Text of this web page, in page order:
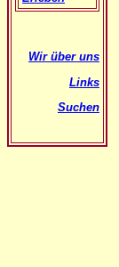
Wir über uns
Links
Suchen